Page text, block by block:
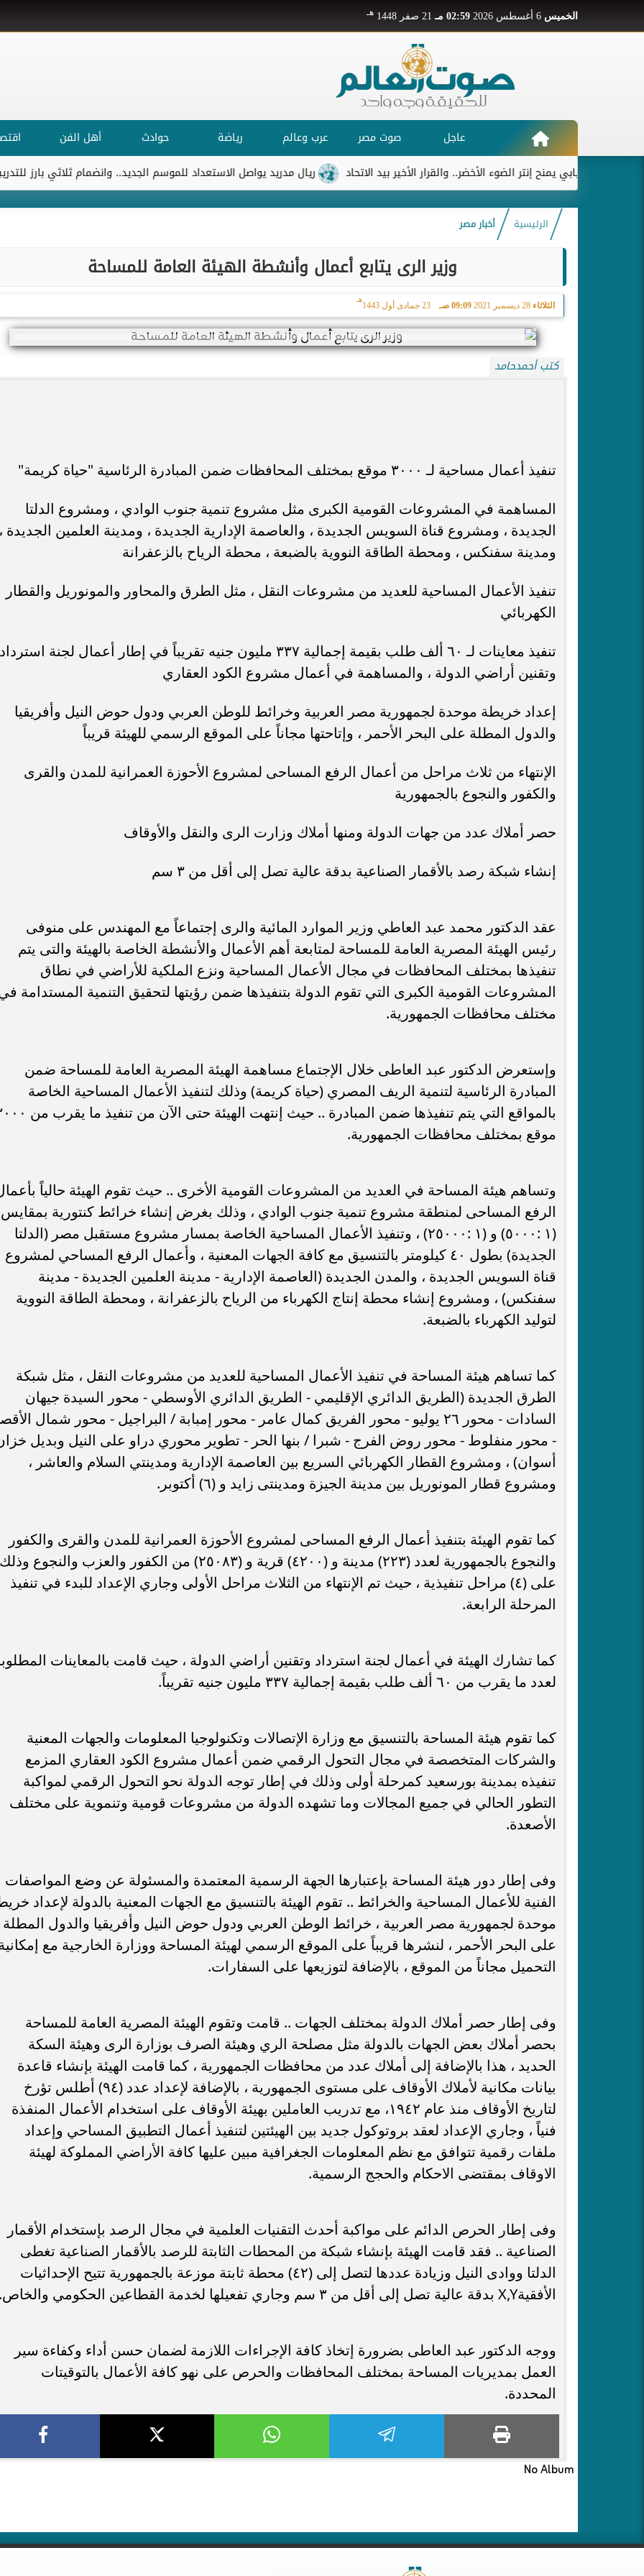
الخميس 02:59 مـ 21 صفر 1448 هـ
عاجل صوت مصر عرب وعالم رياضة حوادث أهل الفن
ريال مدريد يواصل الاستعداد للموسم الجديد.. وانضمام ثلاثي بارز للتدريبات
ديابي يمنح إنتر الضوء الأخضر.. والقرار الأخير بيد الاتحاد
الرئيسية أخبار مصر
وزير الرى يتابع أعمال وأنشطة الهيئة العامة للمساحة
الثلاثاء 28 ديسمبر 2021 09:09 صـ 23 جمادى أول 1443
هـ
كتب أحمدحامد
تنفيذ أعمال مساحية لـ ٣٠٠٠ موقع بمختلف المحافظات ضمن المبادرة الرئاسية "حياة كريمة"
المساهمة في المشروعات القومية الكبرى مثل مشروع تنمية جنوب الوادي ، ومشروع الدلتا
الجديدة ، ومشروع قناة السويس الجديدة ، والعاصمة الإدارية الجديدة ، ومدينة العلمين الجديدة
ومدينة سفنكس ، ومحطة الطاقة النووية بالضبعة ، محطة الرياح بالزعفرانة
تنفيذ الأعمال المساحية للعديد من مشروعات النقل ، مثل الطرق والمحاور والمونوريل والقطار
الكهربائي
تنفيذ معاينات لـ ٦٠ ألف طلب بقيمة إجمالية ٣٣٧ مليون جنيه تقريباً في إطار أعمال لجنة استرداد
وتقنين أراضي الدولة ، والمساهمة في أعمال مشروع الكود العقاري
إعداد خريطة موحدة لجمهورية مصر العربية وخرائط للوطن العربي ودول حوض النيل وأفريقيا
والدول المطلة على البحر الأحمر ، وإتاحتها مجاناً على الموقع الرسمي للهيئة قريباً
الإنتهاء من ثلاث مراحل من أعمال الرفع المساحى لمشروع الأحوزة العمرانية للمدن والقرى
والكفور والنجوع بالجمهورية
حصر أملاك عدد من جهات الدولة ومنها أملاك وزارت الرى والنقل والأوقاف
إنشاء شبكة رصد بالأقمار الصناعية بدقة عالية تصل إلى أقل من ٣ سم
عقد الدكتور محمد عبد العاطي وزير الموارد المائية والرى إجتماعاً مع المهندس على منوفى
رئيس الهيئة المصرية العامة للمساحة لمتابعة أهم الأعمال والأنشطة الخاصة بالهيئة والتى يتم
تنفيذها بمختلف المحافظات في مجال الأعمال المساحية ونزع الملكية للأراضي في نطاق
المشروعات القومية الكبرى التي تقوم الدولة بتنفيذها ضمن رؤيتها لتحقيق التنمية المستدامة
مختلف محافظات الجمهورية.
وإستعرض الدكتور عبد العاطى خلال الإجتماع مساهمة الهيئة المصرية العامة للمساحة ضمن
المبادرة الرئاسية لتنمية الريف المصري (حياة كريمة) وذلك لتنفيذ الأعمال المساحية الخاصة
بالمواقع التي يتم تنفيذها ضمن المبادرة .. حيث إنتهت الهيئة حتى
موقع بمختلف محافظات الجمهورية.
وتساهم هيئة المساحة في العديد من المشروعات القومية الأخرى .. حيث تقوم الهيئة حالياً
الرفع المساحى لمنطقة مشروع تنمية جنوب الوادي ، وذلك بغرض إنشاء خرائط كنتورية بمقايس
(١ :٥٠٠٠) و (١ :٢٥٠٠٠) ، وتنفيذ الأعمال المساحية الخاصة بمسار مشروع مستقبل مصر (الدلتا
الجديدة) بطول ٤٠ كيلومتر بالتنسيق مع كافة الجهات المعنية ، وأعمال الرفع المساحي لمشروع
قناة السويس الجديدة ، والمدن الجديدة (العاصمة الإدارية - مدينة العلمين الجديدة - مدينة
سفنكس) ، ومشروع إنشاء محطة إنتاج الكهرباء من الرياح بالزعفرانة ، ومحطة الطاقة النووية
لتوليد الكهرباء بالضبعة.
كما تساهم هيئة المساحة في تنفيذ الأعمال المساحية للعديد من مشروعات النقل ، مثل شبكة
الطرق الجديدة (الطريق الدائري الإقليمي - الطريق الدائري الأوسطي - محور السيدة جيهان
السادات - محور ٢٦ يوليو - محور الفريق كمال عامر - محور إمبابة / البراجيل - محور شمال
- محور منفلوط - محور روض الفرج - شبرا / بنها الحر - تطوير محوري دراو على النيل وبديل
أسوان) ، ومشروع القطار الكهربائي السريع بين العاصمة الإدارية ومدينتي السلام والعاشر ،
ومشروع قطار المونوريل بين مدينة الجيزة ومدينتى زايد و (٦) أكتوبر.
كما تقوم الهيئة بتنفيذ أعمال الرفع المساحى لمشروع الأحوزة العمرانية للمدن والقرى والكفور
والنجوع بالجمهورية لعدد (٢٢٣) مدينة و (٤٢٠٠) قرية و (٢٥٠٨٣) من الكفور والعزب والنجوع وذلك
على (٤) مراحل تنفيذية ، حيث تم الإنتهاء من الثلاث مراحل الأولى وجاري الإعداد للبدء في تنفيذ
المرحلة الرابعة.
كما تشارك الهيئة في أعمال لجنة استرداد وتقنين أراضي الدولة ، حيث قامت بالمعاينات
لعدد ما يقرب من ٦٠ ألف طلب بقيمة إجمالية ٣٣٧ مليون جنيه تقريباً.
كما تقوم هيئة المساحة بالتنسيق مع وزارة الإتصالات وتكنولوجيا المعلومات والجهات المعنية
والشركات المتخصصة في مجال التحول الرقمي ضمن أعمال مشروع الكود العقاري المزمع
تنفيذه بمدينة بورسعيد كمرحلة أولى وذلك في إطار توجه الدولة نحو التحول الرقمي لمواكبة
التطور الحالي في جميع المجالات وما تشهده الدولة من مشروعات قومية وتنموية على مختلف
الأصعدة.
وفى إطار دور هيئة المساحة بإعتبارها الجهة الرسمية المعتمدة والمسئولة عن وضع المواصفات
الفنية للأعمال المساحية والخرائط .. تقوم الهيئة بالتنسيق مع الجهات المعنية بالدولة لإعداد
موحدة لجمهورية مصر العربية ، خرائط الوطن العربي ودول حوض النيل وأفريقيا والدول المطلة
على البحر الأحمر ، لنشرها قريباً على الموقع الرسمي لهيئة المساحة ووزارة الخارجية مع
التحميل مجاناً من الموقع ، بالإضافة لتوزيعها على السفارات.
وفى إطار حصر أملاك الدولة بمختلف الجهات .. قامت وتقوم الهيئة المصرية العامة للمساحة
بحصر أملاك بعض الجهات بالدولة مثل مصلحة الري وهيئة الصرف بوزارة الرى وهيئة السكة
الحديد ، هذا بالإضافة إلى أملاك عدد من محافظات الجمهورية ، كما قامت الهيئة بإنشاء قاعدة
بيانات مكانية لأملاك الأوقاف على مستوى الجمهورية ، بالإضافة لإعداد عدد (٩٤) أطلس تؤرخ
لتاريخ الأوقاف منذ عام ١٩٤٢، مع تدريب العاملين بهيئة الأوقاف على استخدام الأعمال المنفذة
فنياً ، وجاري الإعداد لعقد بروتوكول جديد بين الهيئتين لتنفيذ أعمال التطبيق المساحي وإعداد
ملفات رقمية تتوافق مع نظم المعلومات الجغرافية مبين عليها كافة الأراضي المملوكة لهيئة
الاوقاف بمقتضى الاحكام والحجج الرسمية.
وفى إطار الحرص الدائم على مواكبة أحدث التقنيات العلمية في مجال الرصد بإستخدام الأقمار
الصناعية .. فقد قامت الهيئة بإنشاء شبكة من المحطات الثابتة للرصد بالأقمار الصناعية تغطى
الدلتا ووادى النيل وزيادة عددها لتصل إلى (٤٢) محطة ثابتة موزعة بالجمهورية تتيح الإحداثيات
الأفقيةX,Y بدقة عالية تصل إلى أقل من ٣ سم وجاري تفعيلها لخدمة القطاعين الحكومي والخاص.
ووجه الدكتور عبد العاطى بضرورة إتخاذ كافة الإجراءات اللازمة لضمان حسن أداء وكفاءة سير
العمل بمديريات المساحة بمختلف المحافظات والحرص على نهو كافة الأعمال بالتوقيتات
المحددة.
No Album